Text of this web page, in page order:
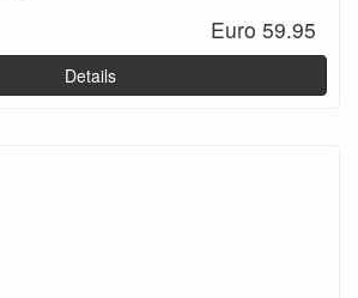
Euro 59.95
Details